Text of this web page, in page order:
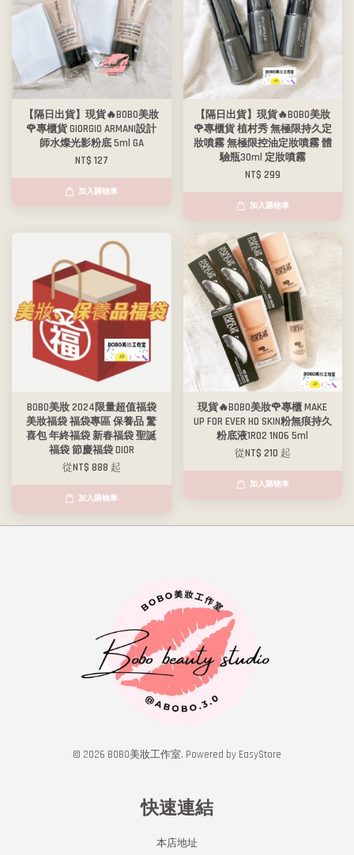
【隔日出貨】現貨🔥BOBO美妝
🌹專櫃貨 GIORGIO ARMANI設計
師水燦光影粉底 5ml GA
NT$ 127
加入購物車
【隔日出貨】現貨🔥BOBO美妝
🌹專櫃貨 植村秀 無極限持久定
妝噴霧 無極限控油定妝噴霧 體
驗瓶30ml 定妝噴霧
NT$ 299
加入購物車
BOBO美妝 2024限量超值福袋
美妝福袋 福袋專區 保養品 驚
喜包 年終福袋 新春福袋 聖誕
福袋 節慶福袋 DIOR
從NT$ 888 起
加入購物車
現貨🔥BOBO美妝🌹專櫃 MAKE
UP FOR EVER HD SKIN粉無痕持久
粉底液1R02 1N06 5ml
從NT$ 210 起
加入購物車
© 2026 BOBO美妝工作室. Powered by EasyStore
快速連結
本店地址